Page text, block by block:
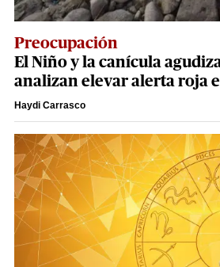
Preocupación
El Niño y la canícula
analizan elevar alerta roja
Haydi Carrasco